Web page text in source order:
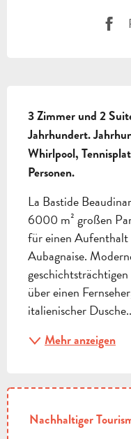
3 Zimmer und 2
Jahrhundert.
Whirlpool,
Personen.
La Bastide
6000 m² großen
für einen Aufenthalt
Aubagnaise.
geschichtsträchtigen
über einen
italienischer
Mehr anzeigen
Nachhaltiger